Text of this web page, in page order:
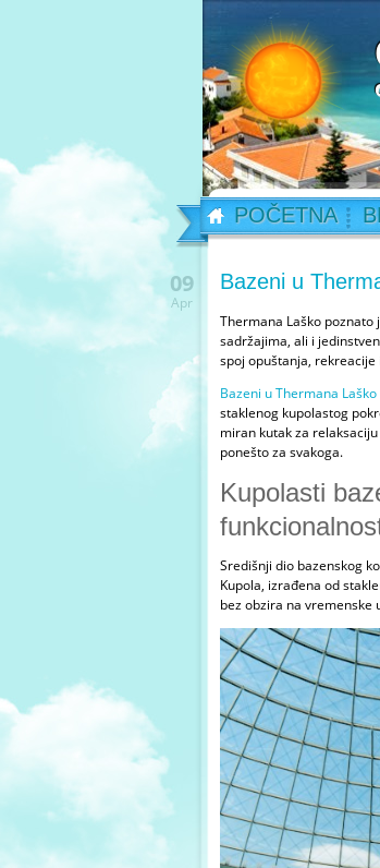
POČETNA
Bazeni u
Thermana Laško
sadržajima, ali i
spoj opuštanja,
Bazeni u Thermana
staklenog kupolastog
miran kutak za
ponešto za svakoga.
Kupolasti
Središnji dio bazenskog
Kupola, izrađena od
bez obzira na vremenske
09
Apr